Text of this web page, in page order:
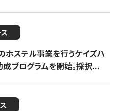
ホステル事業を行うケイズハ
プログラムを開始。採択...